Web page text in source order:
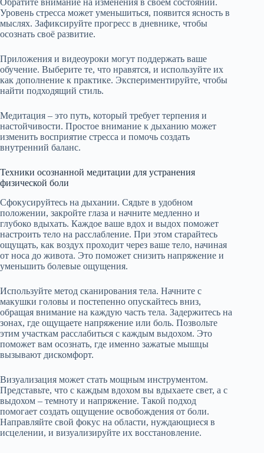
Уровень стресса может уменьшиться, появится ясность в
мыслях. Зафиксируйте прогресс в дневнике, чтобы
осознать своё развитие.
Приложения и видеоуроки могут поддержать ваше
обучение. Выберите те, что нравятся, и используйте их
как дополнение к практике. Экспериментируйте, чтобы
найти подходящий стиль.
Медитация – это путь, который требует терпения и
настойчивости. Простое внимание к дыханию может
изменить восприятие стресса и помочь создать
внутренний баланс.
Техники осознанной медитации для устранения
физической боли
Сфокусируйтесь на дыхании. Сядьте в удобном
положении, закройте глаза и начните медленно и
глубоко вдыхать. Каждое ваше вдох и выдох поможет
настроить тело на расслабление. При этом старайтесь
ощущать, как воздух проходит через ваше тело, начиная
от носа до живота. Это поможет снизить напряжение и
уменьшить болевые ощущения.
Используйте метод сканирования тела. Начните с
макушки головы и постепенно опускайтесь вниз,
обращая внимание на каждую часть тела. Задержитесь на
зонах, где ощущаете напряжение или боль. Позвольте
этим участкам расслабиться с каждым выдохом. Это
поможет вам осознать, где именно зажатые мышцы
вызывают дискомфорт.
Визуализация может стать мощным инструментом.
Представьте, что с каждым вдохом вы вдыхаете свет, а с
выдохом – темноту и напряжение. Такой подход
помогает создать ощущение освобождения от боли.
Направляйте свой фокус на области, нуждающиеся в
исцелении, и визуализируйте их восстановление.